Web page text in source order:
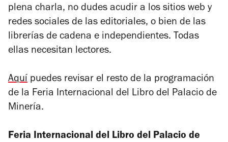
plena charla, no dudes acudir a los sitios web y
redes sociales de las editoriales, o bien de las
librerías de cadena e independientes. Todas
ellas necesitan lectores.
Aquí puedes revisar el resto de la programación
de la Feria Internacional del Libro del Palacio de
Minería.
Feria Internacional del Libro del Palacio de